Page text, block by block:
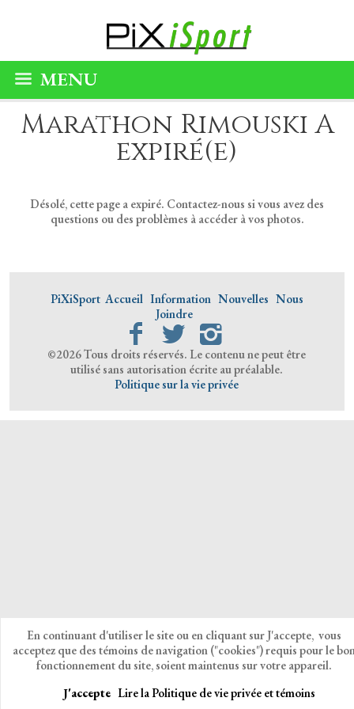
MENU
Marathon Rimouski A
expiré(e)
Désolé, cette page a expiré. Contactez-nous si vous avez des
questions ou des problèmes à accéder à vos photos.
PiXiSport Accueil Information Nouvelles Nous
Joindre
©2026 Tous droits réservés. Le contenu ne peut être
utilisé sans autorisation écrite au préalable.
Politique sur la vie privée
En continuant d'utiliser le site ou en cliquant sur J'accepte, vous
acceptez que des témoins de navigation ("cookies") requis pour le
fonctionnement du site, soient maintenus sur votre appareil.
J'accepte Lire la Politique de vie privée et témoins